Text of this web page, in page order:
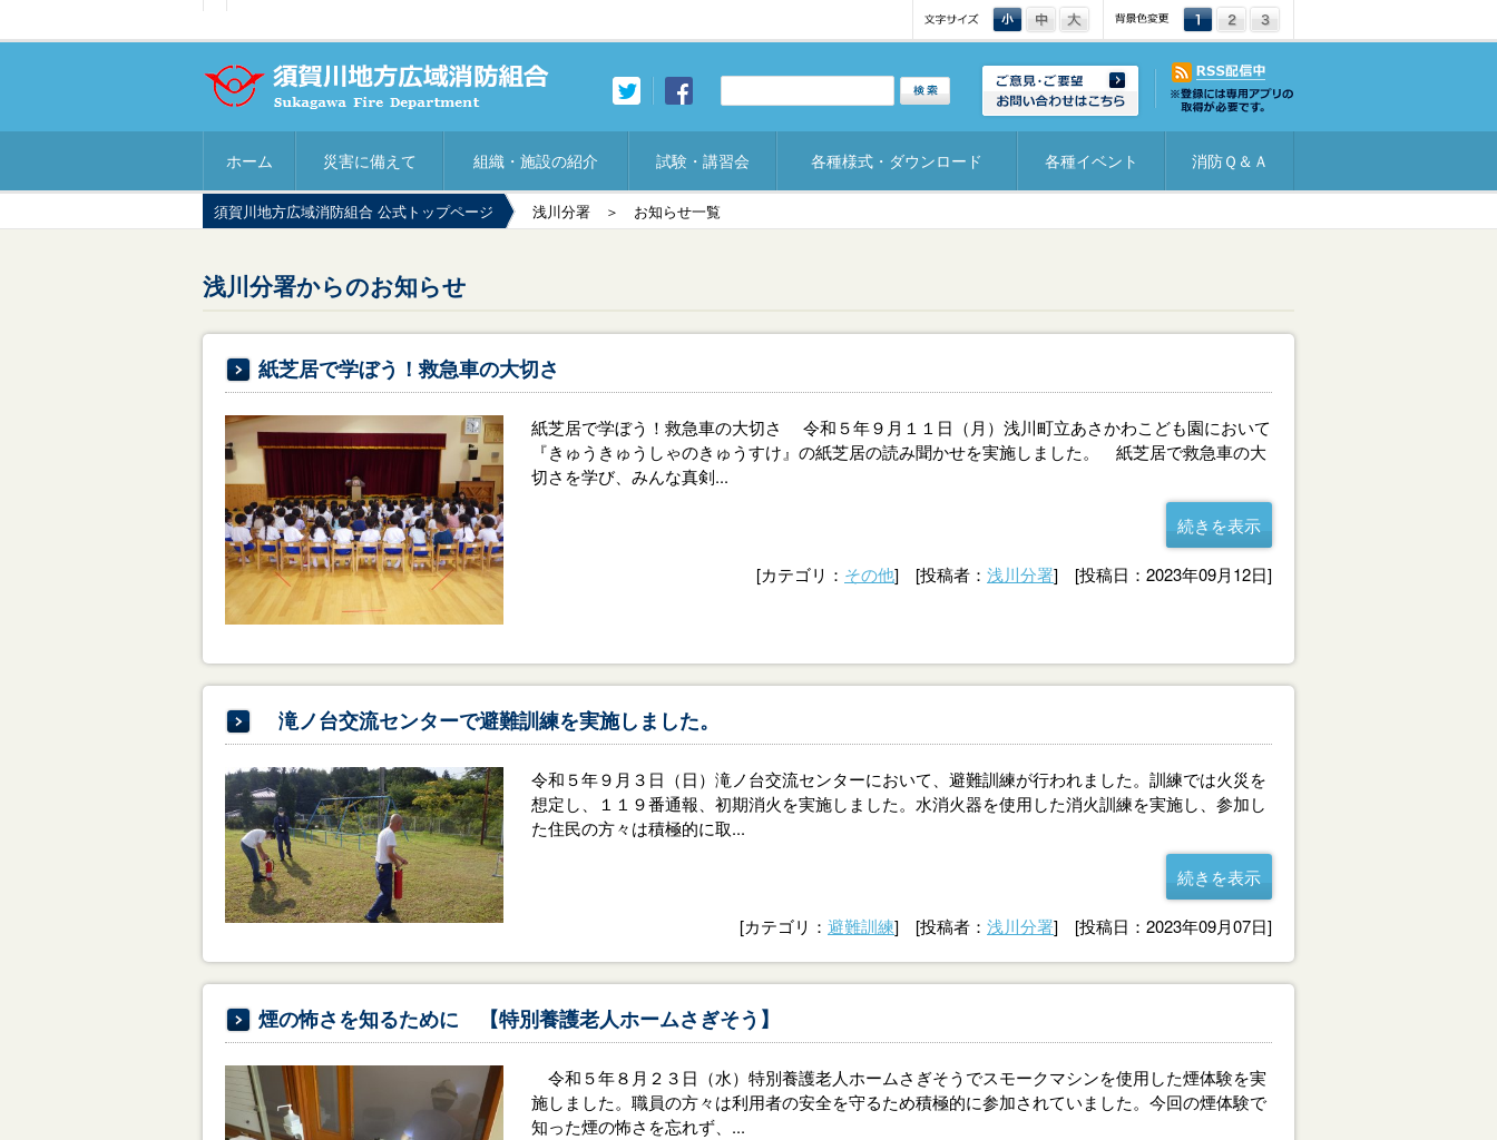
背景色変更：1
背景色変更：2
文字サイズ：小
文字サイズ：中
文字サイズ：大
ホーム 災害に備えて 組織・施設の紹介 試験・講習会 各種様式・ダウンロード 各種イベント 消防Ｑ＆Ａ
須賀川地方広域消防組合 公式トップページ 浅川分署 ＞ お知らせ一覧
浅川分署からのお知らせ
紙芝居で学ぼう！救急車の大切さ
紙芝居で学ぼう！救急車の大切さ 令和５年９月１１日（月）浅川町立あさかわこども園において
『きゅうきゅうしゃのきゅうすけ』の紙芝居の読み聞かせを実施しました。 紙芝居で救急車の大
切さを学び、みんな真剣...
続きを表示
[カテゴリ： その他] [投稿者： 浅川分署] [投稿日：2023年09月12日]
滝ノ台交流センターで避難訓練を実施しました。
令和５年９月３日（日）滝ノ台交流センターにおいて、避難訓練が行われました。訓練では火災を
想定し、１１９番通報、初期消火を実施しました。水消火器を使用した消火訓練を実施し、参加し
た住民の方々は積極的に取...
続きを表示
[カテゴリ： 避難訓練] [投稿者： 浅川分署] [投稿日：2023年09月07日]
煙の怖さを知るために 【特別養護老人ホームさぎそう】
令和５年８月２３日（水）特別養護老人ホームさぎそうでスモークマシンを使用した煙体験を実
施しました。職員の方々は利用者の安全を守るため積極的に参加されていました。今回の煙体験で
知った煙の怖さを忘れず、...